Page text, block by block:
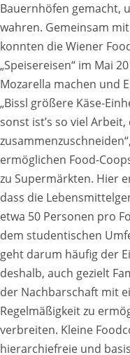
Bauernhöfen gemacht,
wahren. Gemeinsam
konnten die Wiener
„Speisereisen“ im Mai
Mozarella machen und
„Bissl größere Käse-
sonst ist’s so viel
ermöglichen Food-
zu Supermärkten. Hier
dass die
etwa 50 Personen pro
dem studentischen
geht darum häufig der
deshalb, auch gezielt
der Nachbarschaft mit
Regelmäßigkeit zu
verbreiten. Kleine
hierarchiefreie und